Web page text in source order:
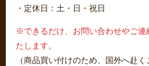
・定休日：土・日・祝日
※できるだけ、お問い合わせやご連
たします。
（商品買い付けのため、国外へ赴く